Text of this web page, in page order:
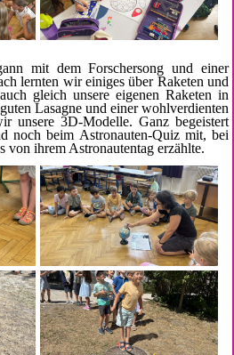
mit dem Forschersong und einer
lernten wir einiges über Raketen und
gleich unsere eigenen Raketen in
Lasagne und einer wohlverdienten
unsere 3D-Modelle. Ganz begeistert
noch beim Astronauten-Quiz mit, bei
von ihrem Astronautentag erzählte.